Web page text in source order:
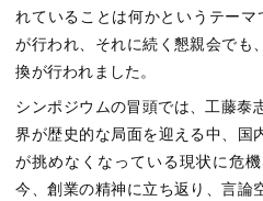
れていることは何かというテー
が行われ、それに続く懇親会でも
換が行われました。
シンポジウムの冒頭では、工藤泰
界が歴史的な局面を迎える中、国
が挑めなくなっている現状に危
今、創業の精神に立ち返り、言論